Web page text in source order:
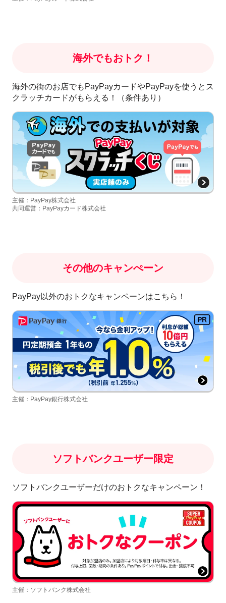
海外でもおトク！
海外の街のお店でもPayPayカードやPayPayを使うとス
クラッチカードがもらえる！（条件あり）
主催：PayPay株式会社
共同運営：PayPayカード株式会社
その他のキャンぺーン
PayPay以外のおトクなキャンペーンはこちら！
主催：PayPay銀行株式会社
ソフトバンクユーザー限定
ソフトバンクユーザーだけのおトクなキャンペーン！
主催：ソフトバンク株式会社